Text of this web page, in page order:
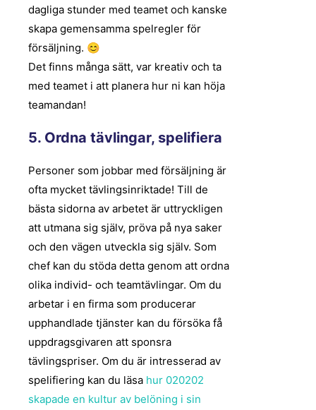
dagliga stunder med teamet och kanske
skapa gemensamma spelregler för
försäljning. 😊
Det finns många sätt, var kreativ och ta
med teamet i att planera hur ni kan höja
teamandan!
5. Ordna tävlingar, spelifiera
Personer som jobbar med försäljning är
ofta mycket tävlingsinriktade! Till de
bästa sidorna av arbetet är uttryckligen
att utmana sig själv, pröva på nya saker
och den vägen utveckla sig själv. Som
chef kan du stöda detta genom att ordna
olika individ- och teamtävlingar. Om du
arbetar i en firma som producerar
upphandlade tjänster kan du försöka få
uppdragsgivaren att sponsra
tävlingspriser. Om du är intresserad av
spelifiering kan du läsa hur 020202
skapade en kultur av belöning i sin